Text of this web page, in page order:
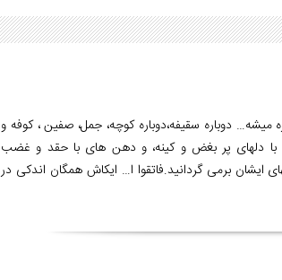
میشه… دوباره سقیفه،دوباره کوچه، جمل، صفین ، کوفه و
با دلهای پر بغض و کینه، و دهن های با حقد و غضب
برمی گردانید.فاتقوا ا… ایکاش همگان اندکی در